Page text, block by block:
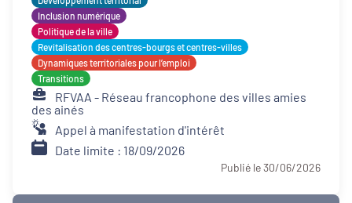
Inclusion numérique
Politique de la ville
Revitalisation des centres-bourgs et centres-villes
Dynamiques territoriales pour l’emploi
Transitions
RFVAA - Réseau francophone des villes amies
des ainés
Appel à manifestation d'intérêt
Date limite : 18/09/2026
Publié le 30/06/2026